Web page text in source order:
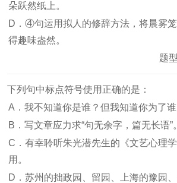
朵跃然纸上。
D．④句运用拟人的修辞方法，将晨雾
得趣味盎然。
题型
下列句中标点符号使用正确的是：
A．我不知道你是谁？但我知道你为了谁
B．写文章应力求“句无余字，篇无长语”。
C．有幸聆听朱光潜先生的《文艺心理
用。
D．苏州的拙政园、留园、上海的豫园